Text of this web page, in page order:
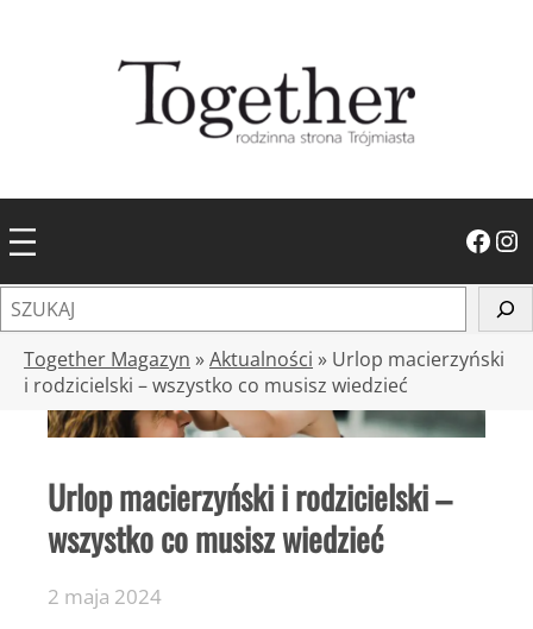
Facebook Instagram
z
Together Magazyn »Aktualności » Urlop macierzyński
i rodzicielski – wszystko co musisz wiedzieć
Urlop macierzyński i rodzicielski –
wszystko co musisz wiedzieć
2 maja 2024